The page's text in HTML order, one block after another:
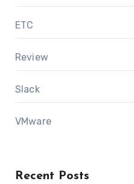
ETC
Review
Slack
VMware
Recent Posts